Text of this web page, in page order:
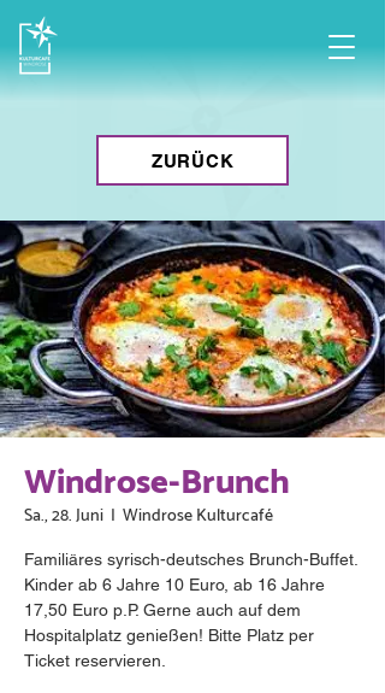
ZURÜCK
Windrose-Brunch
Sa., 28. Juni
  |
Windrose Kulturcafé
Familiäres syrisch-deutsches Brunch-Buffet.
Kinder ab 6 Jahre 10 Euro, ab 16 Jahre
17,50 Euro p.P. Gerne auch auf dem
Hospitalplatz genießen! Bitte Platz per
Ticket reservieren.